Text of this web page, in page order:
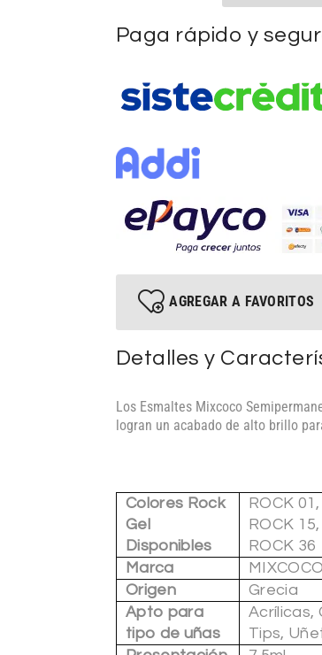
Paga rápido y
AGREGAR A FAVORITOS
Detalles y
Los Esmaltes Mixcoco
logran un acabado de alto brillo
Colores Rock
Gel
Disponibles
ROCK
ROCK
ROCK 36
Marca
MIXCOCO
Origen
Grecia
Apto para
tipo de uñas
Acrílicas,
Tips,